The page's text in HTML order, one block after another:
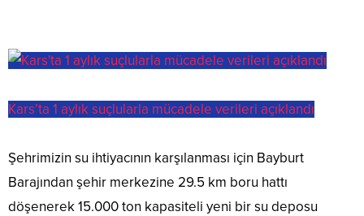
Kars’ta 1 aylık suçlularla mücadele verileri açıklandı
​Şehrimizin su ihtiyacının karşılanması için Bayburt
Barajından şehir merkezine 29.5 km boru hattı
döşenerek 15.000 ton kapasiteli yeni bir su deposu